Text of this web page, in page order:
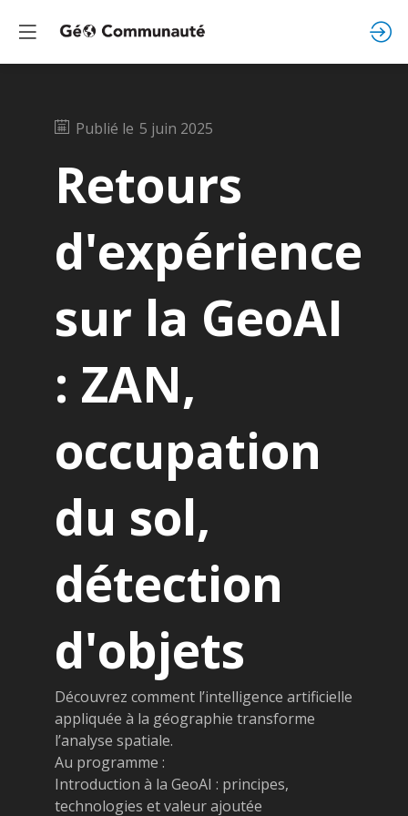
Publié le 5 juin 2025
Retours
d'expérience
sur la GeoAI
: ZAN,
occupation
du sol,
détection
d'objets
Découvrez comment l’intelligence artificielle
appliquée à la géographie transforme
l’analyse spatiale.
Au programme :
Introduction à la GeoAI : principes,
technologies et valeur ajoutée